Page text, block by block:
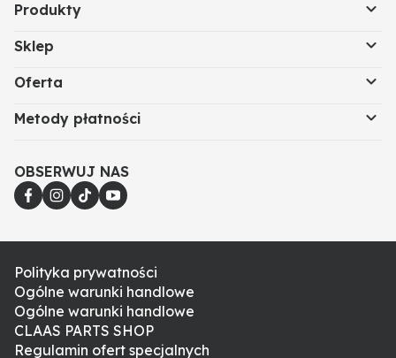
Produkty
Sklep
Oferta
Metody płatności
OBSERWUJ NAS
Polityka prywatności
Ogólne warunki handlowe
Ogólne warunki handlowe
CLAAS PARTS SHOP
Regulamin ofert specjalnych